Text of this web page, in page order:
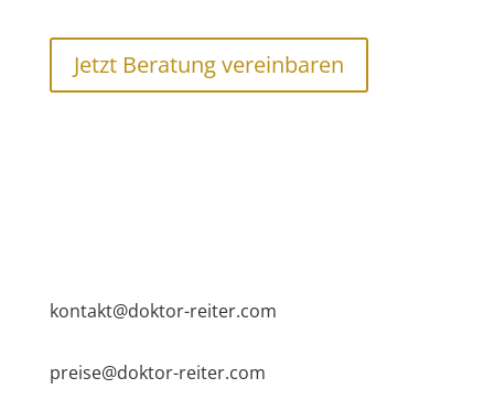
Jetzt Beratung vereinbaren
kontakt@doktor-reiter.com
preise@doktor-reiter.com